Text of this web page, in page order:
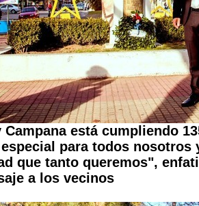
Campana está cumpliendo
para todos nosotros
que tanto queremos",
a los vecinos